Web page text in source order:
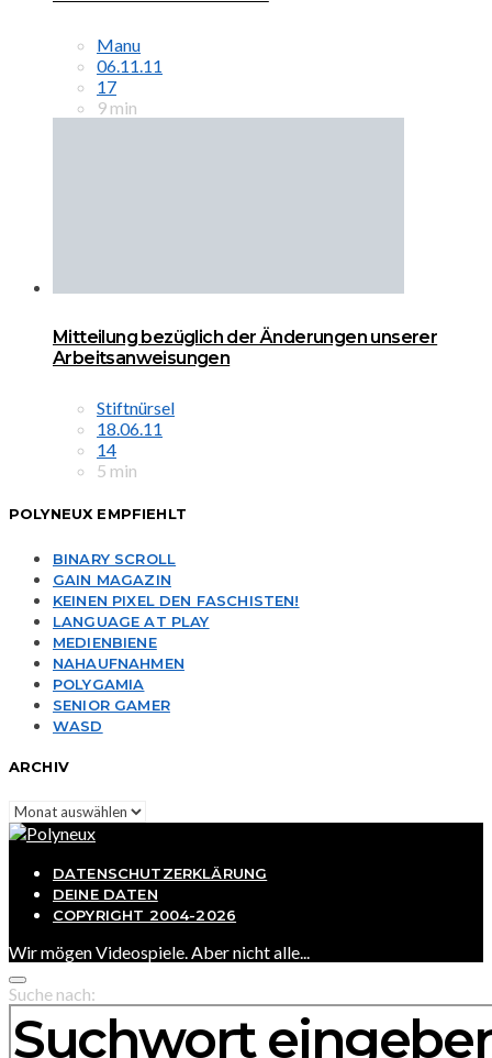
Manu
06.11.11
17
9 min
Mitteilung bezüglich der Änderungen unserer
Arbeitsanweisungen
Stiftnürsel
18.06.11
14
5 min
POLYNEUX EMPFIEHLT
BINARY SCROLL
GAIN MAGAZIN
KEINEN PIXEL DEN FASCHISTEN!
LANGUAGE AT PLAY
MEDIENBIENE
NAHAUFNAHMEN
POLYGAMIA
SENIOR GAMER
WASD
ARCHIV
Archiv
DATENSCHUTZERKLÄRUNG
DEINE DATEN
COPYRIGHT 2004-2026
Wir mögen Videospiele. Aber nicht alle...
Suche nach: